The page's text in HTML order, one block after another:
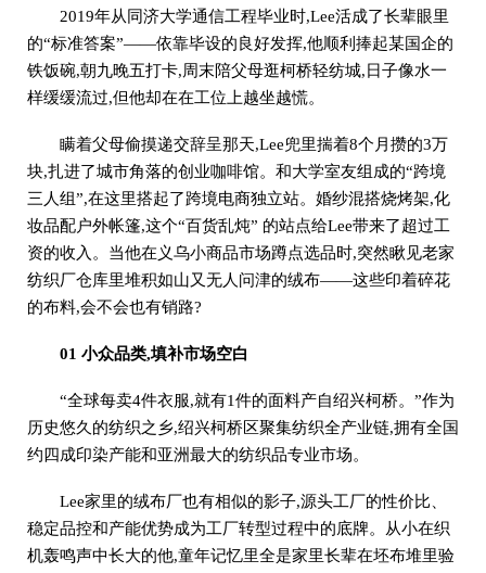
2019年从同济大学通信工程毕业时,Lee活成了长辈眼里
的“标准答案”——依靠毕设的良好发挥,他顺利捧起某国企的
铁饭碗,朝九晚五打卡,周末陪父母逛柯桥轻纺城,日子像水一
样缓缓流过,但他却在在工位上越坐越慌。
瞒着父母偷摸递交辞呈那天,Lee兜里揣着8个月攒的3万
块,扎进了城市角落的创业咖啡馆。和大学室友组成的“跨境
三人组”,在这里搭起了跨境电商独立站。婚纱混搭烧烤架,化
妆品配户外帐篷,这个“百货乱炖” 的站点给Lee带来了超过工
资的收入。当他在义乌小商品市场蹲点选品时,突然瞅见老家
纺织厂仓库里堆积如山又无人问津的绒布——这些印着碎花
的布料,会不会也有销路?
01 小众品类,填补市场空白
“全球每卖4件衣服,就有1件的面料产自绍兴柯桥。”作为
历史悠久的纺织之乡,绍兴柯桥区聚集纺织全产业链,拥有全国
约四成印染产能和亚洲最大的纺织品专业市场。
Lee家里的绒布厂也有相似的影子,源头工厂的性价比、
稳定品控和产能优势成为工厂转型过程中的底牌。从小在织
机轰鸣声中长大的他,童年记忆里全是家里长辈在坯布堆里验